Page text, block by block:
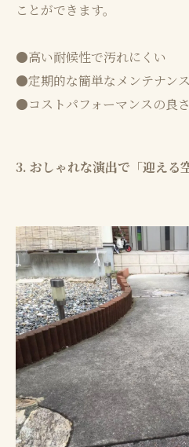
ことができます。
●高い耐候性で汚れにくい
●定期的な簡単なメンテナン
●コストパフォーマンスの良
3. おしゃれな演出で「迎える